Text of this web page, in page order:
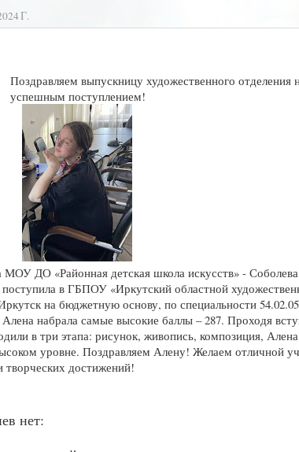
Г.
Поздравляем выпускницу художественного
успешным поступлением!
МОУ ДО «Районная детская школа искусств» -
в ГБПОУ «Иркутский областной
на бюджетную основу, по специальности
набрала самые высокие баллы – 287. Проходя
в три этапа: рисунок, живопись, композиция, Алена
уровне. Поздравляем Алену! Желаем отличной
творческих достижений!
нет: